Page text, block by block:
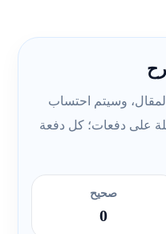
وسيتم احتساب
على دفعات؛ كل دفعة
صحيح
0